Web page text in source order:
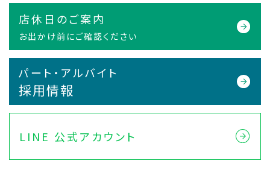
店休日のご案内
お出かけ前にご確認ください
パート・アルバイト
採用情報
LINE 公式アカウント